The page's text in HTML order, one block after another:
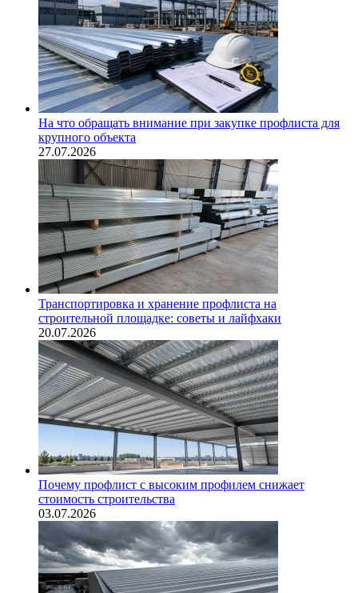
На что обращать внимание при закупке профлиста для
крупного объекта
27.07.2026
Транспортировка и хранение профлиста на
строительной площадке: советы и лайфхаки
20.07.2026
Почему профлист с высоким профилем снижает
стоимость строительства
03.07.2026